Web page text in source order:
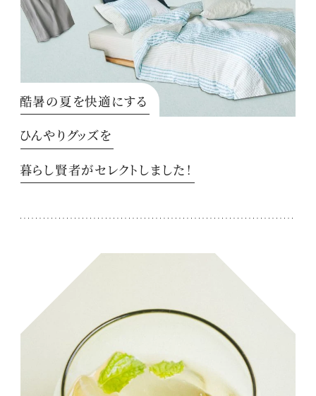
酷暑の夏を快適にする
ひんやりグッズを
暮らし賢者がセレクトしました！